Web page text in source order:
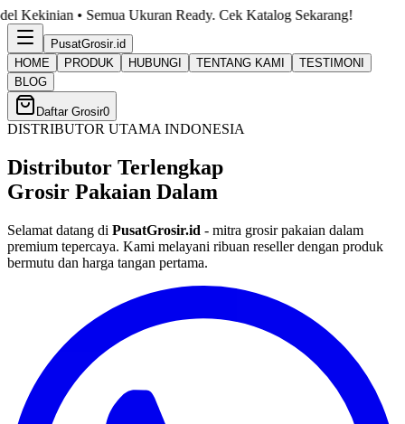
Ukuran Ready. Cek Katalog Sekarang!
PusatGrosir.id
HOME
PRODUK HUBUNGI TENTANG KAMI
TESTIMONI
BLOG
Daftar Grosir0
DISTRIBUTOR UTAMA INDONESIA
Distributor Terlengkap
Grosir Pakaian Dalam
Selamat datang di PusatGrosir.id - mitra grosir pakaian dalam
premium tepercaya. Kami melayani ribuan reseller dengan produk
bermutu dan harga tangan pertama.